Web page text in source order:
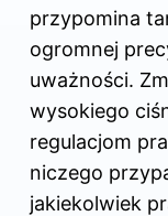
przypomina
ogromnej
uważności.
wysokiego
regulacjom
niczego
jakiekolwiek